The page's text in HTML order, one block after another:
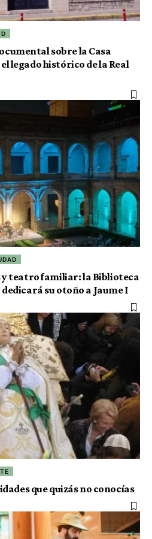
sobre la Casa
legado histórico de la Real
y teatro familiar: la Biblioteca
su otoño a Jaume I
que quizás no conocías